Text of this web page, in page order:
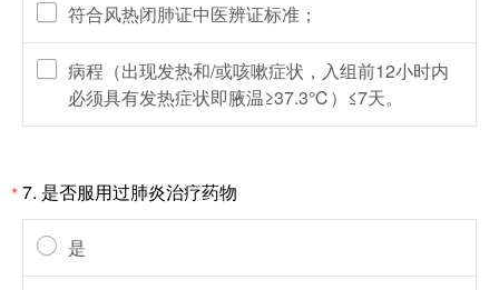
符合风热闭肺证中医辨证标准；
病程（出现发热和/或咳嗽症状，入组前12小时内
必须具有发热症状即腋温≥37.3℃）≤7天。
*7. 是否服用过肺炎治疗药物
是